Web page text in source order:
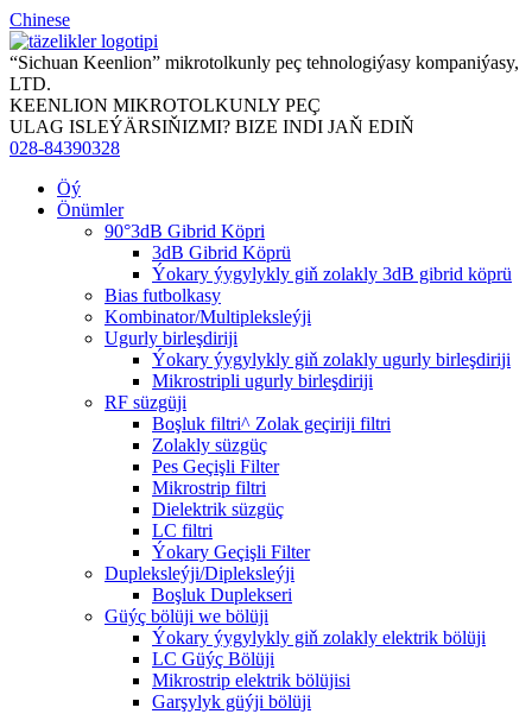
Chinese
“Sichuan Keenlion” mikrotolkunly peç tehnologiýasy kompaniýasy,
LTD.
KEENLION MIKROTOLKUNLY PEÇ
ULAG ISLEÝÄRSIŇIZMI? BIZE INDI JAŇ EDIŇ
028-84390328
Öý
Önümler
90°3dB Gibrid Köpri
3dB Gibrid Köprü
Ýokary ýygylykly giň zolakly 3dB gibrid köprü
Bias futbolkasy
Kombinator/Multipleksleýji
Ugurly birleşdiriji
Ýokary ýygylykly giň zolakly ugurly birleşdiriji
Mikrostripli ugurly birleşdiriji
RF süzgüji
Boşluk filtri^ Zolak geçiriji filtri
Zolakly süzgüç
Pes Geçişli Filter
Mikrostrip filtri
Dielektrik süzgüç
LC filtri
Ýokary Geçişli Filter
Dupleksleýji/Dipleksleýji
Boşluk Duplekseri
Güýç bölüji we bölüji
Ýokary ýygylykly giň zolakly elektrik bölüji
LC Güýç Bölüji
Mikrostrip elektrik bölüjisi
Garşylyk güýji bölüji